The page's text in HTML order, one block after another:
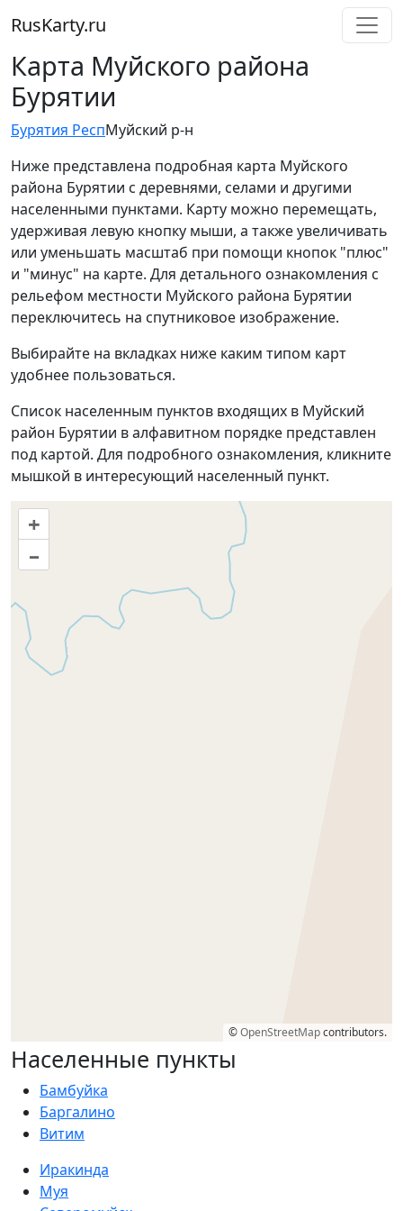
RusKarty.ru
Карта Муйского района
Бурятии
Бурятия РеспМуйский р-н
Ниже представлена подробная карта Муйского
района Бурятии с деревнями, селами и другими
населенными пунктами. Карту можно перемещать,
удерживая левую кнопку мыши, а также увеличивать
или уменьшать масштаб при помощи кнопок "плюс"
и "минус" на карте. Для детального ознакомления с
рельефом местности Муйского района Бурятии
переключитесь на спутниковое изображение.
Выбирайте на вкладках ниже каким типом карт
удобнее пользоваться.
Список населенным пунктов входящих в Муйский
район Бурятии в алфавитном порядке представлен
под картой. Для подробного ознакомления, кликните
мышкой в интересующий населенный пункт.
+
–
©OpenStreetMapcontributors.
Населенные пункты
Бамбуйка
Баргалино
Витим
Иракинда
Муя